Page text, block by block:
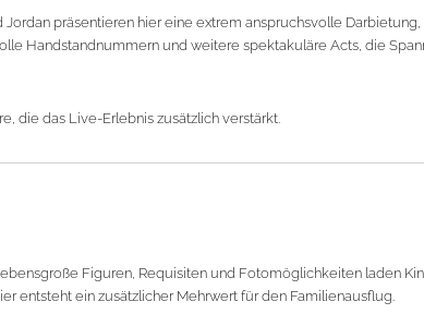
präsentieren hier eine extrem anspruchsvolle
Handstandnummern und weitere spektakuläre Acts, die
die das Live-Erlebnis zusätzlich verstärkt.
Figuren, Requisiten und Fotomöglichkeiten laden
entsteht ein zusätzlicher Mehrwert für den Familienausflug.